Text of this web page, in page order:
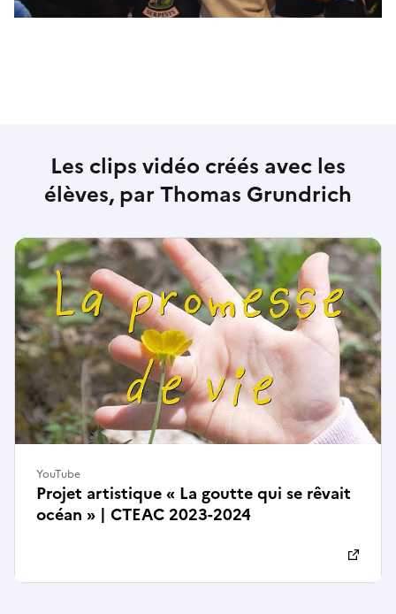
Les clips vidéo créés avec les
élèves, par Thomas Grundrich
Projet artistique « La goutte qui se rêvait
océan » | CTEAC 2023-2024
YouTube